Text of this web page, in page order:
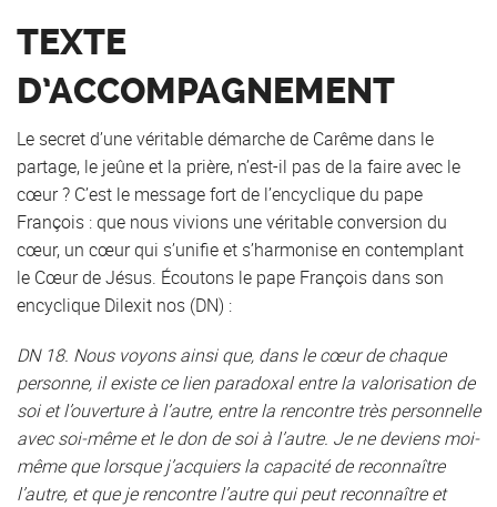
TEXTE
D’ACCOMPAGNEMENT
Le secret d’une véritable démarche de Carême dans le
partage, le jeûne et la prière, n’est-il pas de la faire avec le
cœur ? C’est le message fort de l’encyclique du pape
François : que nous vivions une véritable conversion du
cœur, un cœur qui s’unifie et s’harmonise en contemplant
le Cœur de Jésus. Écoutons le pape François dans son
encyclique Dilexit nos (DN) :
DN 18. Nous voyons ainsi que, dans le cœur de chaque
personne, il existe ce lien paradoxal entre la valorisation de
soi et l’ouverture à l’autre, entre la rencontre très personnelle
avec soi-même et le don de soi à l’autre. Je ne deviens moi-
même que lorsque j’acquiers la capacité de reconnaître
l’autre, et que je rencontre l’autre qui peut reconnaître et